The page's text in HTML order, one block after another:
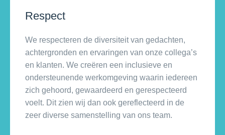
Respect
We respecteren de diversiteit van gedachten,
achtergronden en ervaringen van onze collega’s
en klanten. We creëren een inclusieve en
ondersteunende werkomgeving waarin iedereen
zich gehoord, gewaardeerd en gerespecteerd
voelt. Dit zien wij dan ook gereflecteerd in de
zeer diverse samenstelling van ons team.